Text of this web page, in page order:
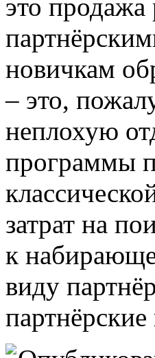
это продажа
новичкам
– это,
неплохую
программы
затрат на
к
виду